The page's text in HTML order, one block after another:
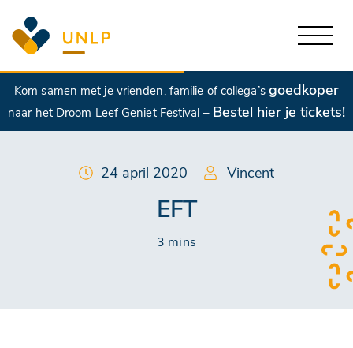
Kom samen met je vrienden, familie of collega’s goedkoper
naar het Droom Leef Geniet Festival – Bestel hier je tickets!
24 april 2020 Vincent
EFT
3 mins